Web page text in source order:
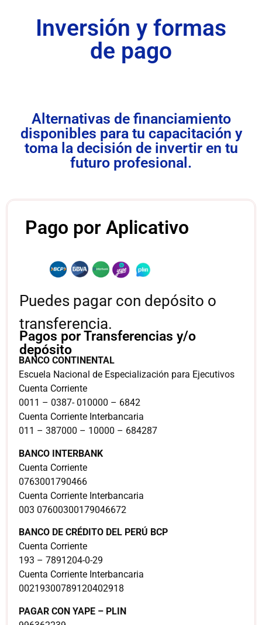
Inversión y formas
de pago
Alternativas de financiamiento
disponibles para tu capacitación y
toma la decisión de invertir en tu
futuro profesional.
Pago por Aplicativo
Puedes pagar con depósito o
transferencia.
BANCO CONTINENTAL
Escuela Nacional de Especialización para Ejecutivos
Cuenta Corriente
0011 – 0387- 010000 – 6842
Cuenta Corriente Interbancaria
011 – 387000 – 10000 – 684287
BANCO INTERBANK
Cuenta Corriente
0763001790466
Cuenta Corriente Interbancaria
003 07600300179046672
BANCO DE CRÉDITO DEL PERÚ BCP
Cuenta Corriente
193 – 7891204-0-29
Cuenta Corriente Interbancaria
00219300789120402918
PAGAR CON YAPE – PLIN
Pagos por Transferencias y/o
depósito